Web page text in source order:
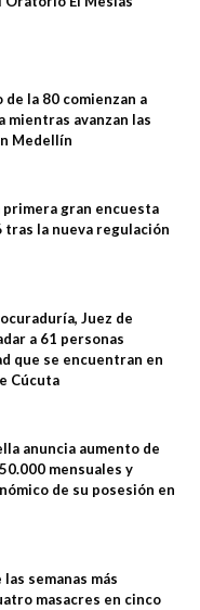
la 80 comienzan a
mientras avanzan las
Medellín
primera gran encuesta
la nueva regulación
Juez de
a 61 personas
que se encuentran en
Cúcuta
anuncia aumento de
mensuales y
de su posesión en
semanas más
masacres en cinco